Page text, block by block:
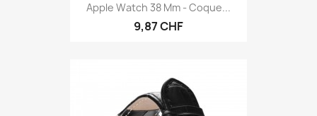
Apple Watch 38 Mm - Coque...
9,87 CHF